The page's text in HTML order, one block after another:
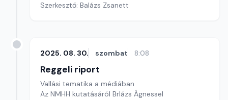
Szerkesztő: Balázs Zsanett
2025. 08. 30. szombat 8:08
Reggeli riport
Vallási tematika a médiában
Az NMHH kutatásáról Brlázs Ágnessel